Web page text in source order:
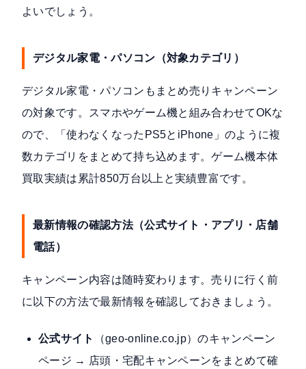
よいでしょう。
デジタル家電・パソコン（対象カテゴリ）
デジタル家電・パソコンもまとめ売りキャンペーン
の対象です。スマホやゲーム機と組み合わせてOKな
ので、「使わなくなったPS5とiPhone」のように複
数カテゴリをまとめて持ち込めます。ゲーム機本体
買取実績は 累計850万台以上と実績豊富です。
最新情報の確認方法（公式サイト・アプリ・店舗
電話）
キャンペーン内容は随時変わります。売りに行く前
に以下の方法で最新情報を確認しておきましょう。
公式サイト
（geo-online.co.jp）のキャンペーン
ページ → 店頭・宅配キャンペーンをまとめて確